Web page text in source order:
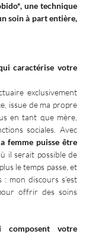
une technique
soin à part entière,
caractérise votre
exclusivement
issue de ma propre
en tant que mère,
sociales. Avec
femme puisse être
il serait possible de
le temps passe, et
: mon discours s’est
offrir des soins
composent votre